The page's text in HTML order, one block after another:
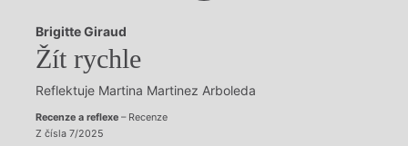
Rozhovory
Dokument
Výroční ceny
Brigitte Giraud
Žít rychle
Reflektuje Martina Martinez Arboleda
Recenze a reflexe– Recenze
Z čísla 7/2025